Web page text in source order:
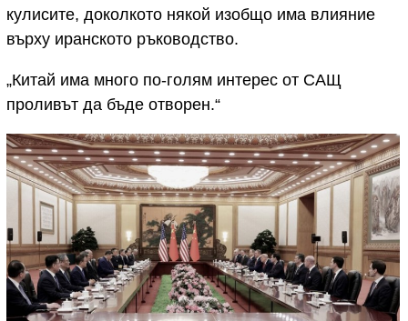
кулисите, доколкото някой изобщо има влияние
върху иранското ръководство.
„Китай има много по-голям интерес от САЩ
проливът да бъде отворен.“